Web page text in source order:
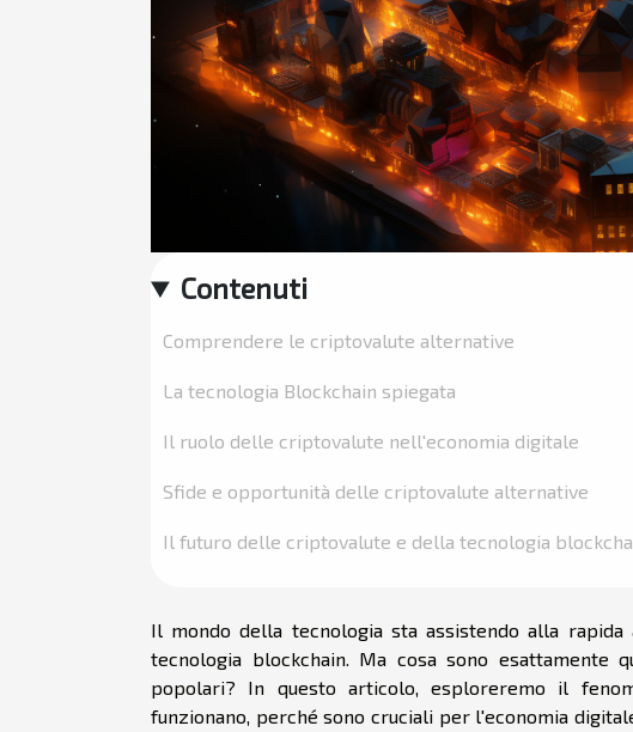
Contenuti
Comprendere le criptovalute alternative
La tecnologia Blockchain spiegata
Il ruolo delle criptovalute nell'economia digitale
Sfide e opportunità delle criptovalute alternative
Il futuro delle criptovalute e della tecnologia
Il mondo della tecnologia sta assistendo alla
tecnologia blockchain. Ma cosa sono esattamente
popolari? In questo articolo, esploreremo il
funzionano, perché sono cruciali per l'economia